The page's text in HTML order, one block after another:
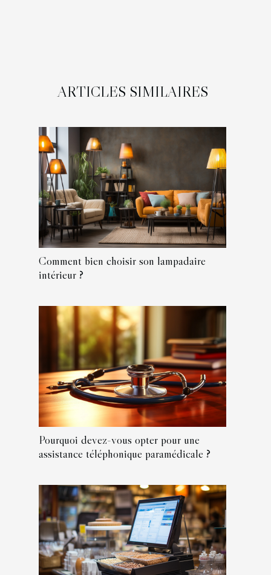
ARTICLES SIMILAIRES
Comment bien choisir son lampadaire
intérieur ?
Pourquoi devez-vous opter pour une
assistance téléphonique paramédicale ?